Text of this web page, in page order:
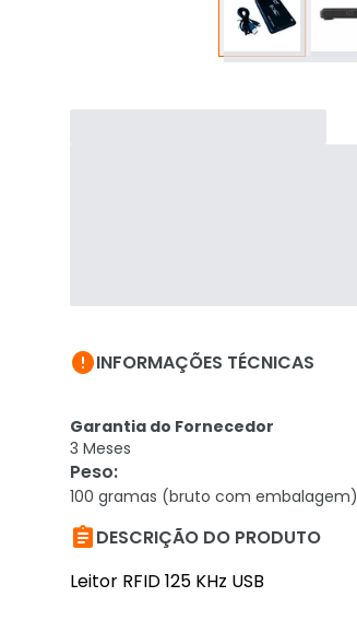
INFORMAÇÕES TÉCNICAS
Garantia do Fornecedor
3 Meses
Peso:
100 gramas (bruto com embalagem)
DESCRIÇÃO DO PRODUTO
Leitor RFID 125 KHz USB